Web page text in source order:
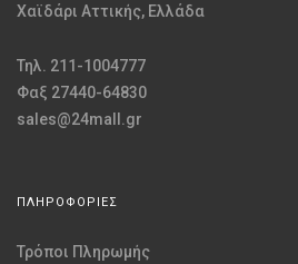
Χαϊδάρι Αττικής, Ελλάδα
Τηλ. 211-1004777
Φαξ 27440-64830
sales@24mall.gr
ΠΛΗΡΟΦΟΡΙΕΣ
Τρόποι Πληρωμής